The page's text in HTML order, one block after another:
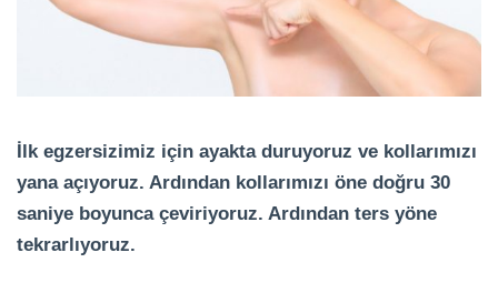
İlk egzersizimiz için ayakta duruyoruz ve kollarımızı
yana açıyoruz. Ardından kollarımızı öne doğru 30
saniye boyunca çeviriyoruz. Ardından ters yöne
tekrarlıyoruz.